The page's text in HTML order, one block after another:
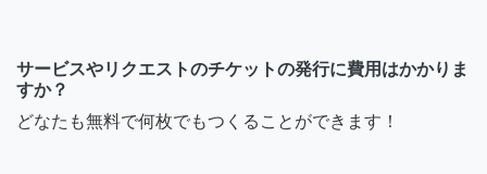
サービスやリクエストのチケットの発行に費用はかかりま
すか？
どなたも無料で何枚でもつくることができます！